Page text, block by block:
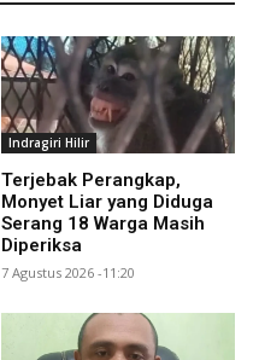
Indragiri Hilir
Terjebak Perangkap,
Monyet Liar yang Diduga
Serang 18 Warga Masih
Diperiksa
7 Agustus 2026 -11:20